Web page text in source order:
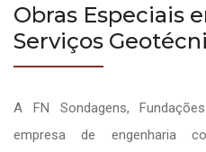
Obras Especiais
Serviços
A FN Sondagens,
empresa de engenharia